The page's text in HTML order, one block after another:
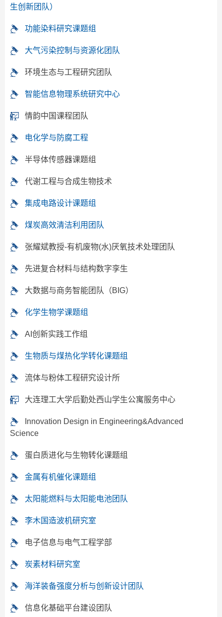
生创新团队）
功能染料研究课题组
大气污染控制与资源化团队
环境生态与工程研究团队
智能信息物理系统研究中心
情韵中国课程团队
电化学与防腐工程
半导体传感器课题组
代谢工程与合成生物技术
集成电路设计课题组
煤炭高效清洁利用团队
张耀斌教授-有机废物(水)厌氧技术处理团队
先进复合材料与结构数字孪生
大数据与商务智能团队（BIG）
化学生物学课题组
AI创新实践工作组
生物质与煤热化学转化课题组
流体与粉体工程研究设计所
大连理工大学后勤处西山学生公寓服务中心
Innovation Design in Engineering&Advanced
Science
蛋白质进化与生物转化课题组
金属有机催化课题组
太阳能燃料与太阳能电池团队
李木国造波机研究室
电子信息与电气工程学部
炭素材料研究室
海洋装备强度分析与创新设计团队
信息化基础平台建设团队